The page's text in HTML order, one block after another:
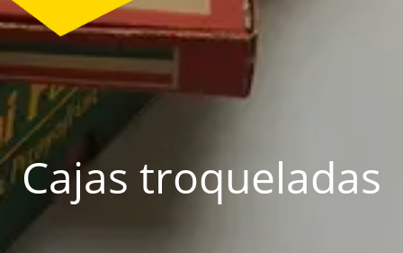
Cajas troqueladas